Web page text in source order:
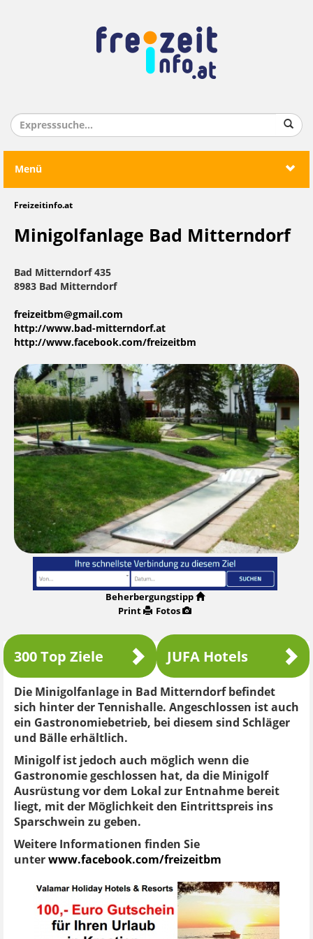
Menü
Freizeitinfo.at
Minigolfanlage Bad Mitterndorf
Bad Mitterndorf 435
8983 Bad Mitterndorf
freizeitbm@gmail.com
http://www.bad-mitterndorf.at
http://www.facebook.com/freizeitbm
Beherbergungstipp
Print
Fotos
300 Top Ziele JUFA Hotels
Die Minigolfanlage in Bad Mitterndorf befindet
sich hinter der Tennishalle. Angeschlossen ist auch
ein Gastronomiebetrieb, bei diesem sind Schläger
und Bälle erhältlich.
Minigolf ist jedoch auch möglich wenn die
Gastronomie geschlossen hat, da die Minigolf
Ausrüstung vor dem Lokal zur Entnahme bereit
liegt, mit der Möglichkeit den Eintrittspreis ins
Sparschwein zu geben.
Weitere Informationen finden Sie
unter www.facebook.com/freizeitbm